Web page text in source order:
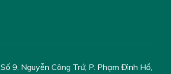
Số 9, Nguyễn Công Trứ, P. Phạm Đình Hổ,